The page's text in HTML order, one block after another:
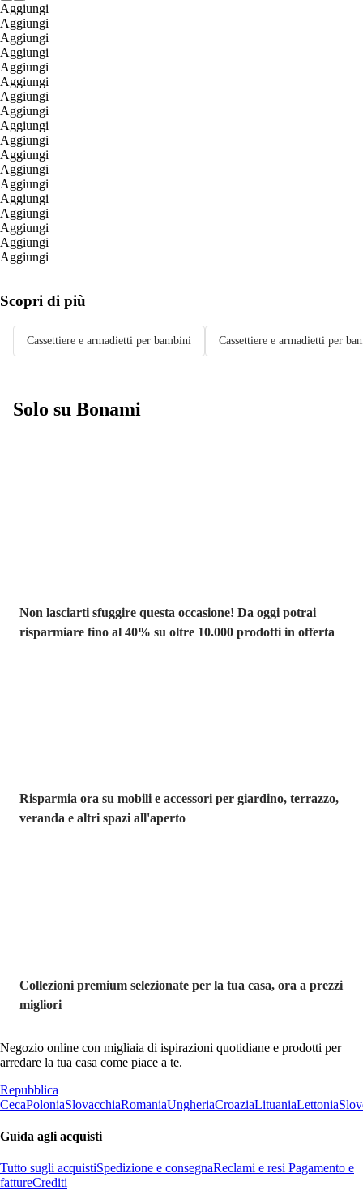
Aggiungi
Aggiungi
Aggiungi
Aggiungi
Aggiungi
Aggiungi
Aggiungi
Aggiungi
Aggiungi
Aggiungi
Aggiungi
Aggiungi
Aggiungi
Aggiungi
Aggiungi
Aggiungi
Aggiungi
Aggiungi
Scopri di più
Cassettiere e armadietti per bambini Cassettiere e armadietti per
Solo su Bonami
Non lasciarti sfuggire questa occasione! Da oggi potrai
risparmiare fino al 40% su oltre 10.000 prodotti in offerta
Risparmia ora su mobili e accessori per giardino, terrazzo,
veranda e altri spazi all'aperto
Collezioni premium selezionate per la tua casa, ora a prezzi
migliori
Negozio online con migliaia di ispirazioni quotidiane e prodotti per
arredare la tua casa come piace a te.
Repubblica
CecaPoloniaSlovacchiaRomaniaUngheriaCroaziaLituaniaLettonia
Guida agli acquisti
Tutto sugli acquistiSpedizione e consegnaReclami e resi Pagamento e
fattureCrediti